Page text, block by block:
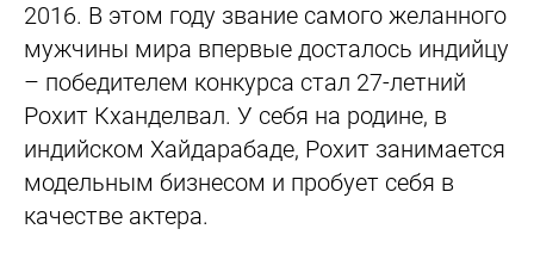
2016. В этом году звание самого желанного
мужчины мира впервые досталось индийцу
– победителем конкурса стал 27-летний
Рохит Кханделвал. У себя на родине, в
индийском Хайдарабаде, Рохит занимается
модельным бизнесом и пробует себя в
качестве актера.